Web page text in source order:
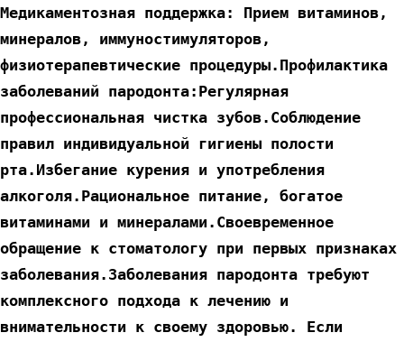
Медикаментозная поддержка: Прием витаминов,
минералов, иммуностимуляторов,
физиотерапевтические процедуры.Профилактика
заболеваний пародонта:Регулярная
профессиональная чистка зубов.Соблюдение
правил индивидуальной гигиены полости
рта.Избегание курения и употребления
алкоголя.Рациональное питание, богатое
витаминами и минералами.Своевременное
обращение к стоматологу при первых признаках
заболевания.Заболевания пародонта требуют
комплексного подхода к лечению и
внимательности к своему здоровью. Если